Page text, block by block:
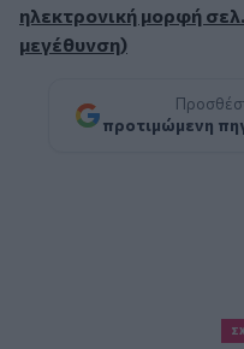
ηλεκτρονική μορφή
μεγέθυνση)
προτιμώμενη